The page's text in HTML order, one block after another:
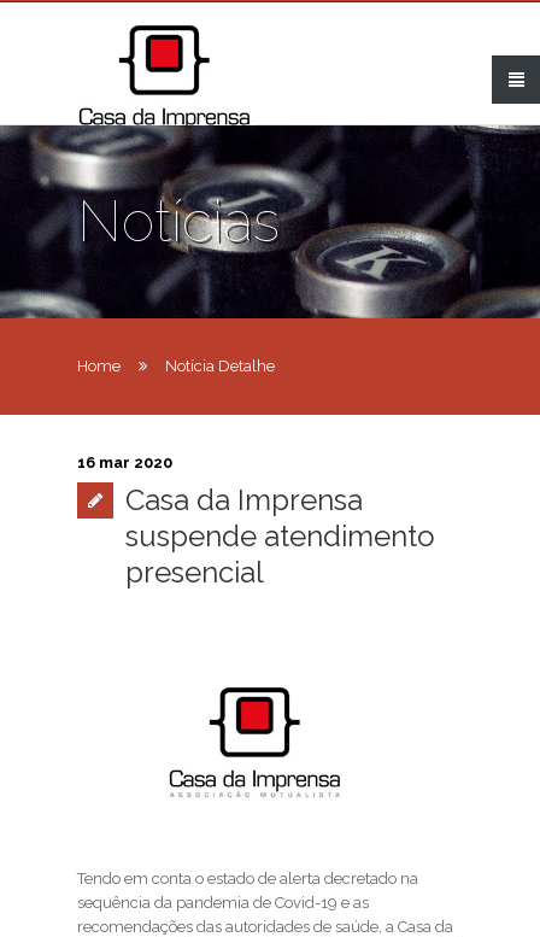
Notícias
Home Notícia Detalhe
16 mar 2020
Casa da Imprensa
suspende atendimento
presencial
Tendo em conta o estado de alerta decretado na
sequência da pandemia de Covid-19 e as
recomendações das autoridades de saúde, a Casa da